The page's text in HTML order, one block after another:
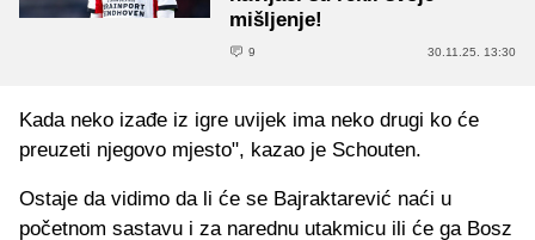
mišljenje!
9 30.11.25. 13:30
Kada neko izađe iz igre uvijek ima neko drugi ko će
preuzeti njegovo mjesto", kazao je Schouten.
Ostaje da vidimo da li će se Bajraktarević naći u
početnom sastavu i za narednu utakmicu ili će ga Bosz